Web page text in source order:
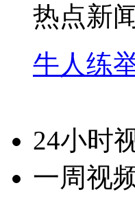
热点新
牛人练
24小时
一周视